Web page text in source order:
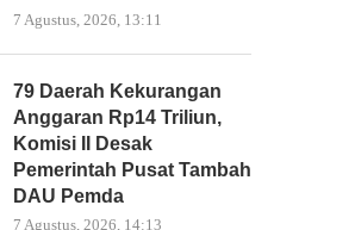
7 Agustus, 2026, 13:11
79 Daerah Kekurangan
Anggaran Rp14 Triliun,
Komisi II Desak
Pemerintah Pusat Tambah
DAU Pemda
7 Agustus, 2026, 14:13